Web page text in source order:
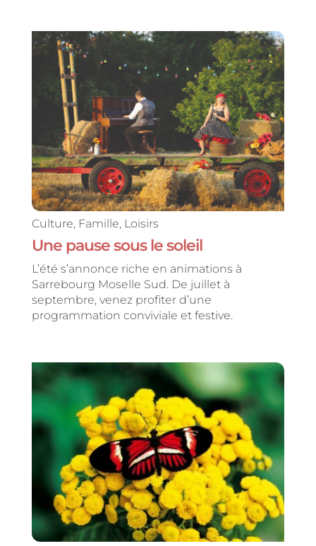
Culture, Famille, Loisirs
Une pause sous le soleil
L’été s’annonce riche en animations à
Sarrebourg Moselle Sud. De juillet à
septembre, venez profiter d’une
programmation conviviale et festive.